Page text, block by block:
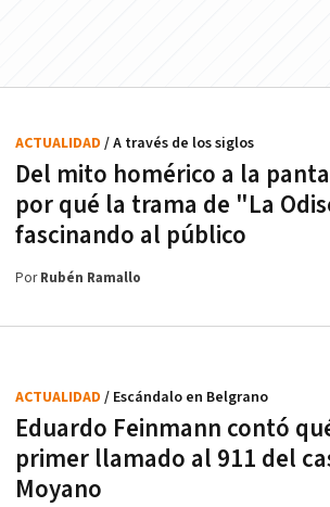
Del mito homérico a la
por qué la trama de "La
fascinando al público
ACTUALIDAD / A través de los siglos
PorRubén Ramallo
Eduardo Feinmann contó
primer llamado al 911 del
Moyano
ACTUALIDAD / Escándalo en Belgrano